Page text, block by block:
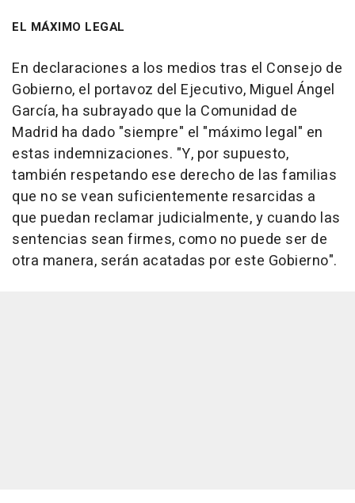
EL MÁXIMO LEGAL
En declaraciones a los medios tras el Consejo de
Gobierno, el portavoz del Ejecutivo, Miguel Ángel
García, ha subrayado que la Comunidad de
Madrid ha dado "siempre" el "máximo legal" en
estas indemnizaciones. "Y, por supuesto,
también respetando ese derecho de las familias
que no se vean suficientemente resarcidas a
que puedan reclamar judicialmente, y cuando las
sentencias sean firmes, como no puede ser de
otra manera, serán acatadas por este Gobierno".